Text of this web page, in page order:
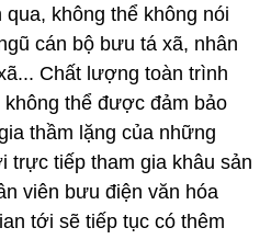
không thể không nói
cán bộ bưu tá xã, nhân
Chất lượng toàn trình
thể được đảm bảo
thầm lặng của những
trực tiếp tham gia khâu sản
viên bưu điện văn hóa
tới sẽ tiếp tục có thêm